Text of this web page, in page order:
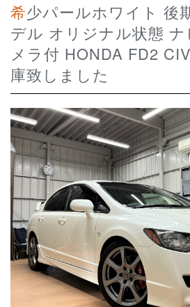
希少パールホワイト 後期180系最終モ
デル オリジナル状態 ナ
メラ付 HONDA FD2
庫致しました